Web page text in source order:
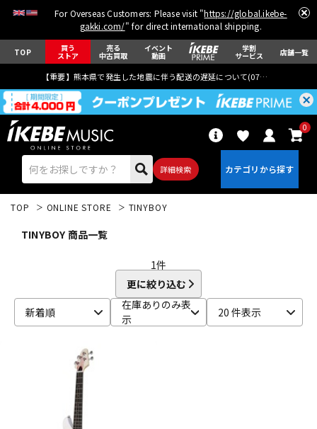
For Overseas Customers: Please visit "https://global.ikebe-
gakki.com/" for direct international shipping.
TOP 買う
ストア
売る
中古買取
イベント
動画
学割
サービス 店舗一覧
【重要】熊本県で発生した地震に伴う配送の遅延について(07月29日
詳細検索
0
ドラム
TOP ONLINE STORE TINYBOY
TINYBOY 商品一覧
1件
更に絞り込む
新着順
在庫ありのみ表
示
20 件表示